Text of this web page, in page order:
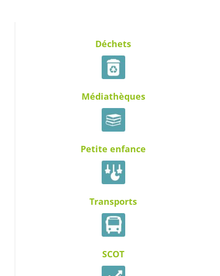
Déchets
Médiathèques
Petite enfance
Transports
SCOT